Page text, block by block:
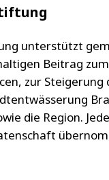
unterstützt
Beitrag
zur Steigerung
die Region.